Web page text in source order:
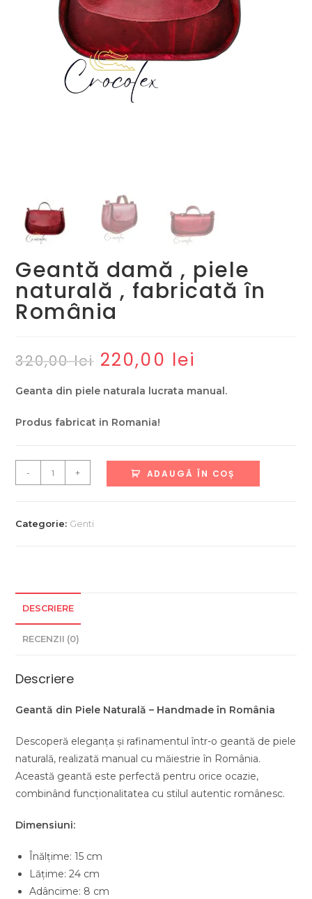
Geantă damă , piele
naturală , fabricată în
România
320,00lei Prețul
inițial
fost:
320,00 lei.
220,00 lei
220,00 lei.
Geanta din piele naturala lucrata manual.
Produs fabricat in Romania!
Cantitate
Geantă
,
fabricată
în
România
- + ADAUGĂ ÎN COȘ
Categorie: Genti
DESCRIERE
RECENZII (0)
Descriere
Geantă din Piele Naturală – Handmade în România
Descoperă eleganța și rafinamentul într-o geantă de piele
naturală, realizată manual cu măiestrie în România.
Această geantă este perfectă pentru orice ocazie,
combinând funcționalitatea cu stilul autentic românesc.
Dimensiuni:
Înălțime: 15 cm
Lățime: 24 cm
Adâncime: 8 cm